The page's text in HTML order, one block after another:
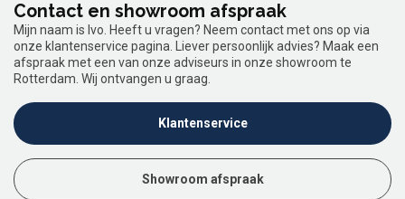
Contact en showroom afspraak
Mijn naam is Ivo. Heeft u vragen? Neem contact met ons op via
onze klantenservice pagina. Liever persoonlijk advies? Maak een
afspraak met een van onze adviseurs in onze showroom te
Rotterdam. Wij ontvangen u graag.
Klantenservice
Showroom afspraak